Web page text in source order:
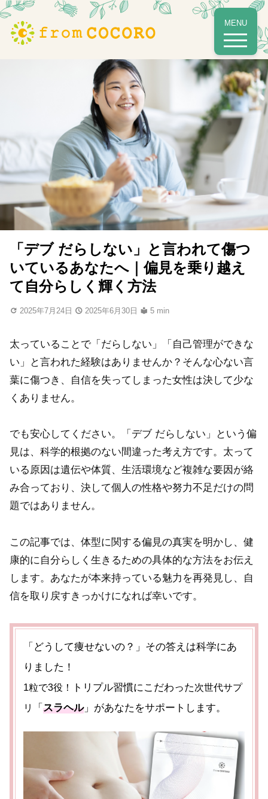
MENU
本ページはプロモーションが含まれています。
「デブ だらしない」と言われて傷つ
いているあなたへ｜偏見を乗り越え
て自分らしく輝く方法
2025年7月24日 2025年6月30日 5 min
太っていることで「だらしない」「自己管理ができな
い」と言われた経験はありませんか？そんな心ない言
葉に傷つき、自信を失ってしまった女性は決して少な
くありません。
でも安心してください。「デブ だらしない」という偏
見は、科学的根拠のない間違った考え方です。太って
いる原因は遺伝や体質、生活環境など複雑な要因が絡
み合っており、決して個人の性格や努力不足だけの問
題ではありません。
この記事では、体型に関する偏見の真実を明かし、健
康的に自分らしく生きるための具体的な方法をお伝え
します。あなたが本来持っている魅力を再発見し、自
信を取り戻すきっかけになれば幸いです。
「どうして痩せないの？」その答えは科学にあ
りました！
1粒で3役！ トリプル習慣にこだわった次世代サプ
リ
「 スラヘル」があなたをサポートします。